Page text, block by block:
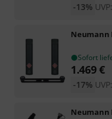
UVP:
-13%
Neumann
Sofort
1.469€
UVP:
-17%
Neumann